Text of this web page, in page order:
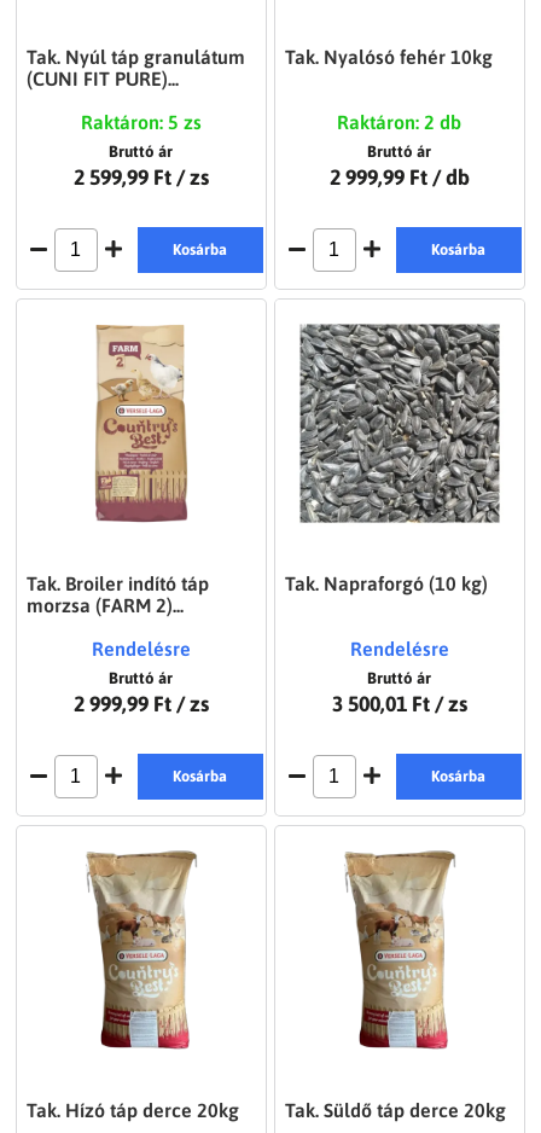
Tak. Nyúl táp granulátum
(CUNI FIT PURE)...
Raktáron: 5 zs
Bruttó ár
2 599,99 Ft/ zs
Kosárba
Tak. Nyalósó fehér 10kg
Raktáron: 2 db
Bruttó ár
2 999,99 Ft/ db
Kosárba
Tak. Broiler indító táp
morzsa (FARM 2)...
Rendelésre
Bruttó ár
2 999,99 Ft / zs
Kosárba
Tak. Napraforgó (10 kg)
Rendelésre
Bruttó ár
3 500,01 Ft / zs
Kosárba
Tak. Hízó táp derce 20kg Tak. Süldő táp derce 20kg